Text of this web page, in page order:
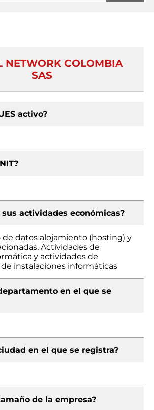
NETWORK COLOMBIA
SAS
activo?
sus actividades económicas?
de datos alojamiento (hosting) y
Actividades de
y actividades de
instalaciones informáticas
en el que se
en el que se registra?
de la empresa?